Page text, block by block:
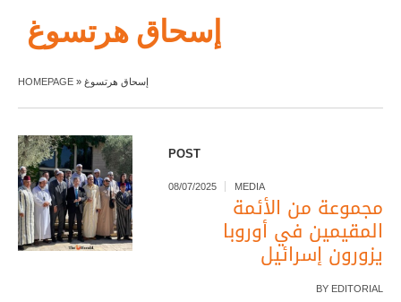
إسحاق هرتسوغ
HOMEPAGE » إسحاق هرتسوغ
POST
08/07/2025 MEDIA
مجموعة من الأئمة
المقيمين في أوروبا
يزورون إسرائيل
BY EDITORIAL